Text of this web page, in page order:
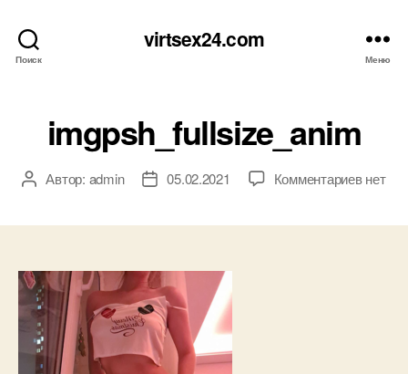
Поиск
virtsex24.com
Меню
imgpsh_fullsize_anim
АвторАвтор: admin
Дата05.02.2021 Комментариевк
нет